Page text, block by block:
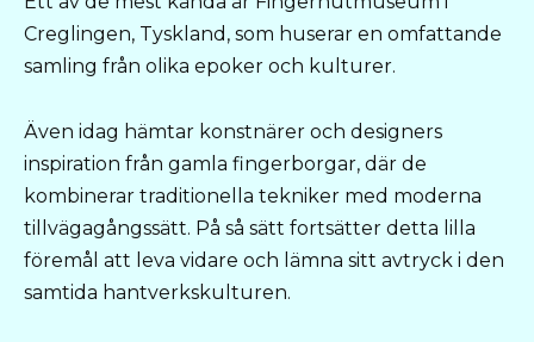
Creglingen, Tyskland, som huserar en omfattande
samling från olika epoker och kulturer.
Även idag hämtar konstnärer och designers
inspiration från gamla fingerborgar, där de
kombinerar traditionella tekniker med moderna
tillvägagångssätt. På så sätt fortsätter detta lilla
föremål att leva vidare och lämna sitt avtryck i den
samtida hantverkskulturen.